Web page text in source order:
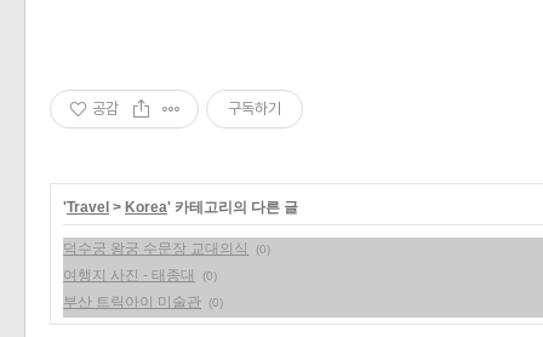
공감 구독하기
'Travel > Korea' 카테고리의 다른 글
덕수궁 왕궁 수문장 교대의식 (0)
여행지 사진 - 태종대 (0)
부산 트릭아이 미술관 (0)